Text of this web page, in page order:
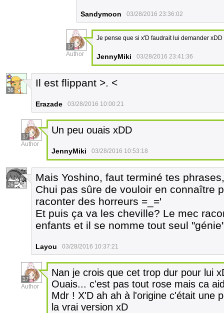
Sandymoon 03/28/2016 23:36:02
37
Author
Je pense que si x'D faudrait lui demander xDD
JennyMiki 03/28/2016 23:41:36
36
Il est flippant >. <
Erazade 03/28/2016 10:00:21
37
Author
Un peu ouais xDD
JennyMiki 03/28/2016 10:53:18
26
Mais Yoshino, faut terminé tes
Chui pas sûre de vouloir en connaître
raconter des horreurs =_='
Et puis ça va les cheville? Le mec
enfants et il se nomme tout seul
Layou 03/28/2016 10:37:21
37
Author
Nan je crois que cet trop dur pour lui
Ouais... c'est pas tout rose mais ca
Mdr ! X'D ah ah à l'origine c'était une
la vrai version xD